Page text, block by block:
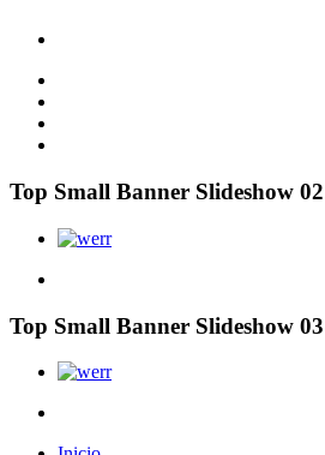
Top Small Banner Slideshow 02
Top Small Banner Slideshow 03